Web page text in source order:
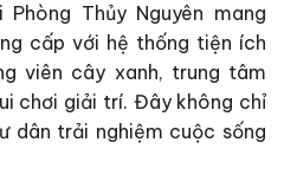
Thủy Nguyên mang
cấp với hệ thống tiện ích
viên cây xanh, trung tâm
chơi giải trí. Đây không chỉ
dân trải nghiệm cuộc sống